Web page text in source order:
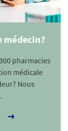
médecin?
pharmacies
médicale
Nous